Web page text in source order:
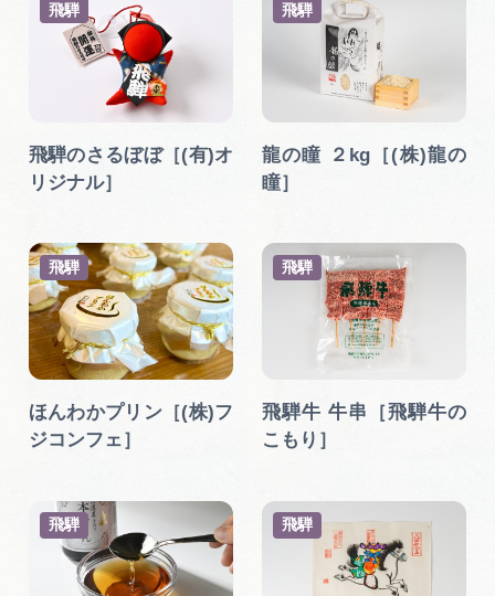
飛騨のさるぼぼ［(有)オ
リジナル］
飛騨
龍の瞳 ２kg［(株)龍の
瞳］
飛騨
ほんわかプリン［(株)フ
ジコンフェ］
飛騨
飛騨牛 牛串［飛騨牛の
こもり］
飛騨
飛騨 飛騨